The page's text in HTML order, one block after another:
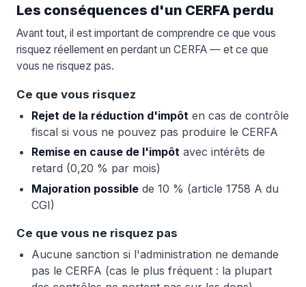
Les conséquences d'un CERFA perdu
Avant tout, il est important de comprendre ce que vous
risquez réellement en perdant un CERFA — et ce que
vous ne risquez pas.
Ce que vous risquez
Rejet de la réduction d'impôt en cas de contrôle
fiscal si vous ne pouvez pas produire le CERFA
Remise en cause de l'impôt avec intérêts de
retard (0,20 % par mois)
Majoration possible de 10 % (article 1758 A du
CGI)
Ce que vous ne risquez pas
Aucune sanction si l'administration ne demande
pas le CERFA (cas le plus fréquent : la plupart